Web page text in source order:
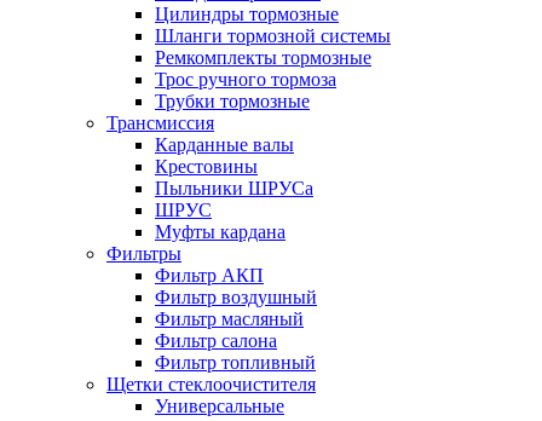
Цилиндры тормозные
Шланги тормозной системы
Ремкомплекты тормозные
Трос ручного тормоза
Трубки тормозные
Трансмиссия
Карданные валы
Крестовины
Пыльники ШРУСа
ШРУС
Муфты кардана
Фильтры
Фильтр АКП
Фильтр воздушный
Фильтр масляный
Фильтр салона
Фильтр топливный
Щетки стеклоочистителя
Универсальные